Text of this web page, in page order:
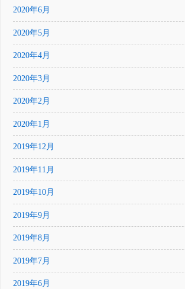
2020年6月
2020年5月
2020年4月
2020年3月
2020年2月
2020年1月
2019年12月
2019年11月
2019年10月
2019年9月
2019年8月
2019年7月
2019年6月